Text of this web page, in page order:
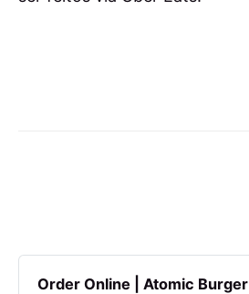
Order Online | Atomic Burger